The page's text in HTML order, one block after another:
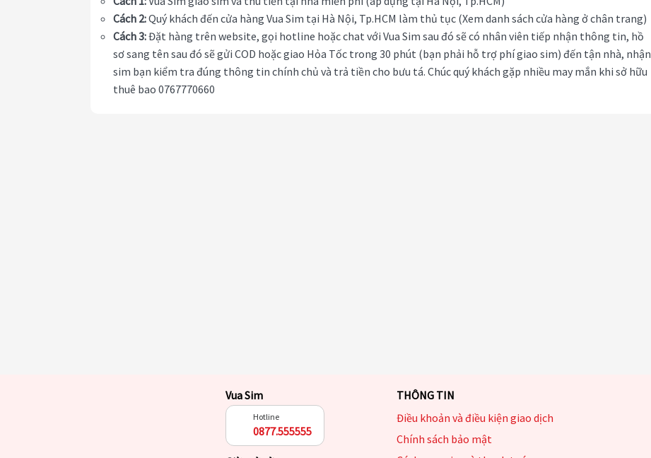
Cách 2:Quý khách đến cửa hàng Vua Sim tại Hà Nội, Tp.HCM làm thủ tục (Xem danh sách cửa hàng ở chân trang)
Cách 3:Đặt hàng trên website, gọi hotline hoặc chat với Vua Sim sau đó sẽ có nhân viên tiếp nhận thông tin, hồ
sơ sang tên sau đó sẽ gửi COD hoặc giao Hỏa Tốc trong 30 phút (bạn phải hỗ trợ phí giao sim) đến tận nhà, nhận
sim bạn kiểm tra đúng thông tin chính chủ và trả tiền cho bưu tá. Chúc quý khách gặp nhiều may mắn khi sở hữu
thuê bao 0767770660
Vua Sim
Hotline
0877.555555
THÔNG TIN
Điều khoản và điều kiện giao dịch
Chính sách bảo mật